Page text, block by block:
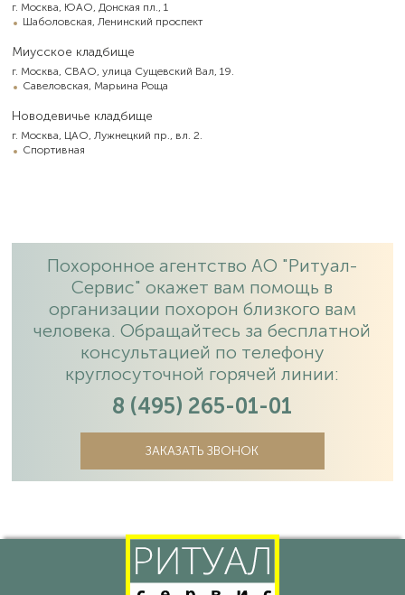
г. Москва, ЮАО, Донская пл., 1
Шаболовская, Ленинский проспект
Миусское кладбище
г. Москва, СВАО, улица Сущевский Вал, 19.
Савеловская, Марьина Роща
Новодевичье кладбище
г. Москва, ЦАО, Лужнецкий пр., вл. 2.
Спортивная
Похоронное агентство АО "Ритуал-
Сервис" окажет вам помощь в
организации похорон близкого вам
человека. Обращайтесь за бесплатной
консультацией по телефону
круглосуточной горячей линии:
8 (495) 265-01-01
ЗАКАЗАТЬ ЗВОНОК